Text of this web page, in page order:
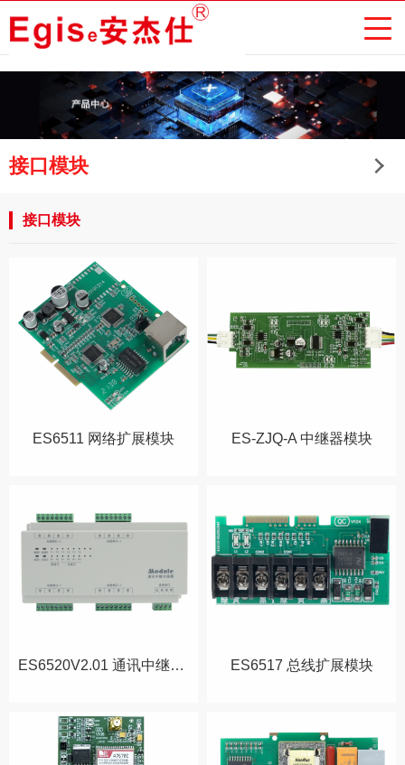
接口模块
接口模块
ES6511 网络扩展模块 ES-ZJQ-A 中继器模块
ES6520V2.01 通讯中继分线器 ES6517 总线扩展模块